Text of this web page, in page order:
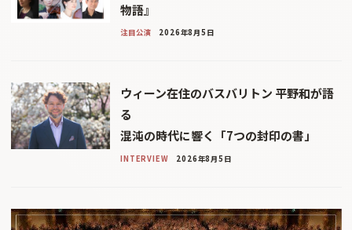
物語』
注目公演 2026年8月5日
ウィーン在住のバスバリトン 平野和が語
る
混沌の時代に響く「7つの封印の書」
INTERVIEW 2026年8月5日